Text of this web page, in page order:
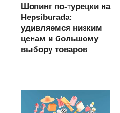
Шопинг по-турецки на
Hepsiburada:
удивляемся низким
ценам и большому
выбору товаров